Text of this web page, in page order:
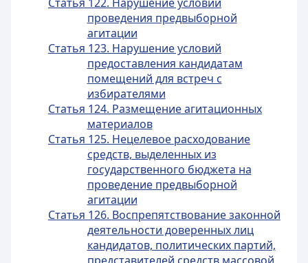
проведения предвыборной
агитации
Статья 123. Нарушение условий
предоставления кандидатам
помещений для встреч с
избирателями
Статья 124. Размещение агитационных
материалов
Статья 125. Нецелевое расходование
средств, выделенных из
государственного бюджета на
проведение предвыборной
агитации
Статья 126. Воспрепятствование законной
деятельности доверенных лиц
кандидатов, политических партий,